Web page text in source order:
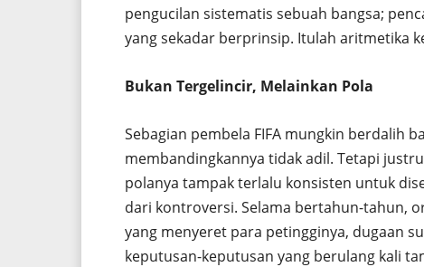
pengucilan sistematis sebuah bangsa;
yang sekadar berprinsip. Itulah aritmetika
Bukan Tergelincir, Melainkan Pola
Sebagian pembela FIFA mungkin berdalih
membandingkannya tidak adil. Tetapi
polanya tampak terlalu konsisten untuk
dari kontroversi. Selama bertahun-tahun,
yang menyeret para petingginya, dugaan
keputusan-keputusan yang berulang kali